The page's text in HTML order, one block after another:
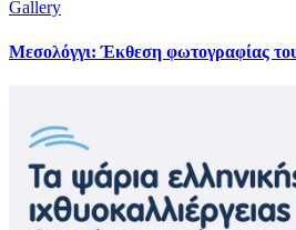
Gallery
Μεσολόγγι: Έκθεση φωτογραφίας